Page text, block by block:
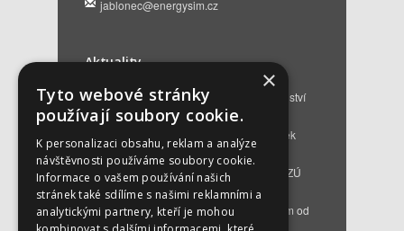
jablonec@energysim.cz
Aktuality
Renovační pasy budov a dotační poradenství
12. 6. 2026
Přehled hlavních změn a nových podmínek
NZÚ 2026 28. 5. 2026
Kompenzace za projektovou přípravu v NZÚ
2025
25. 3. 2026
Novinky v programu Nová zelená úsporám od
roku 2026 16. 3. 2026
×
Tyto webové stránky
používají soubory cookie.
K personalizaci obsahu, reklam a analýze
návštěvnosti používáme soubory cookie.
Informace o vašem používání našich
stránek také sdílíme s našimi reklamními a
analytickými partnery, kteří je mohou